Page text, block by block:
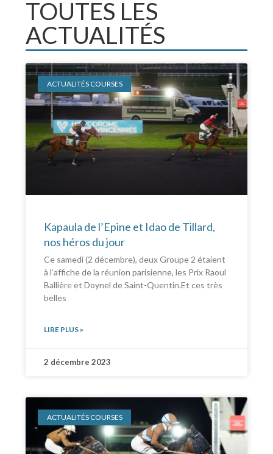
TOUTES LES
ACTUALITÉS
ACTUALITÉS COURSES
Kapaula de l’Epine et Idao de Tillard,
nos héros du jour
Ce samedi (2 décembre), deux Groupe 2 étaient
à l’affiche de la réunion parisienne, les Prix Raoul
Ballière et Doynel de Saint-Quentin.Et ces très
belles
LIRE PLUS »
2 décembre 2023
ACTUALITÉS COURSES